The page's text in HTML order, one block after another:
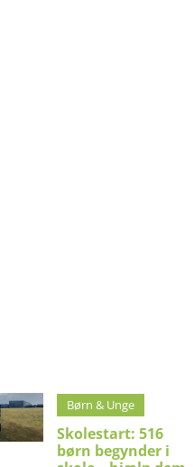
Børn & Unge
Skolestart: 516
børn begynder i